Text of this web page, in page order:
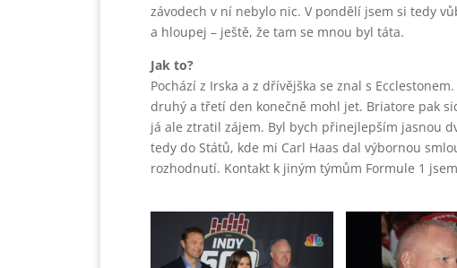
závodech v ní nebylo nic. V pondělí jsem si tedy
a hloupej – ještě, že tam se mnou byl táta.
Jak to?
Pochází z Irska a z dřívějška se znal s
druhý a třetí den konečně mohl jet. Briatore pak
já ale ztratil zájem. Byl bych přinejlepším jasnou
tedy do Států, kde mi Carl Haas dal výbornou
rozhodnutí. Kontakt k jiným týmům Formule 1